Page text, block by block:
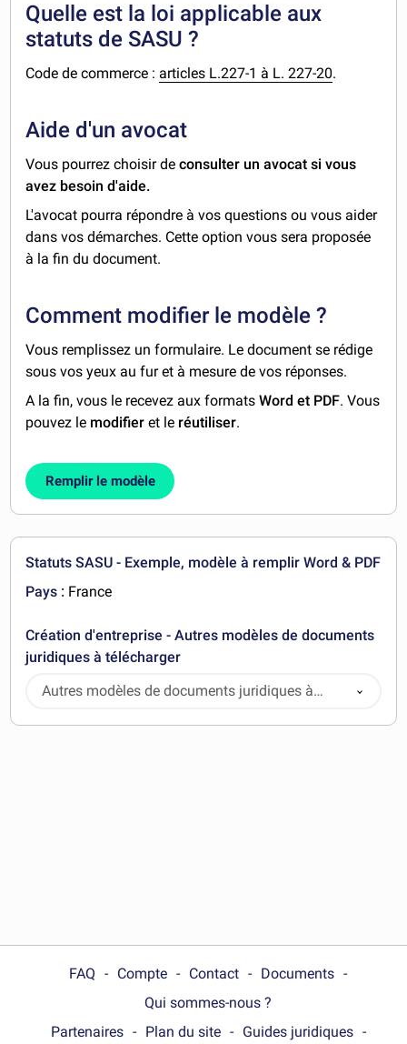
Quelle est la loi applicable aux
statuts de SASU ?
Code de commerce : articles L.227-1 à L. 227-20.
Aide d'un avocat
Vous pourrez choisir deconsulter un avocat si vous
avez besoin d'aide.
L'avocat pourra répondre à vos questions ou vous aider
dans vos démarches. Cette option vous sera proposée
à la fin du document.
Comment modifier le modèle ?
Vous remplissez un formulaire. Le document se rédige
sous vos yeux au fur et à mesure de vos réponses.
A la fin, vous le recevez aux formatsWord et PDF. Vous
pouvez le modifier et le réutiliser.
Remplir le modèle
Statuts SASU - Exemple, modèle à remplir Word & PDF
Pays : France
Création d'entreprise - Autres modèles de documents
juridiques à télécharger
Autres modèles de documents juridiques à
télécharger
FAQ Compte Contact
Documents
Qui sommes-nous ?
Partenaires
Plan du site Guides juridiques